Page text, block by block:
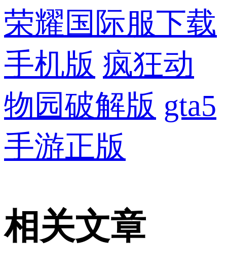
荣耀国际服下载
手机版 疯狂动
物园破解版 gta5
手游正版
相关文章